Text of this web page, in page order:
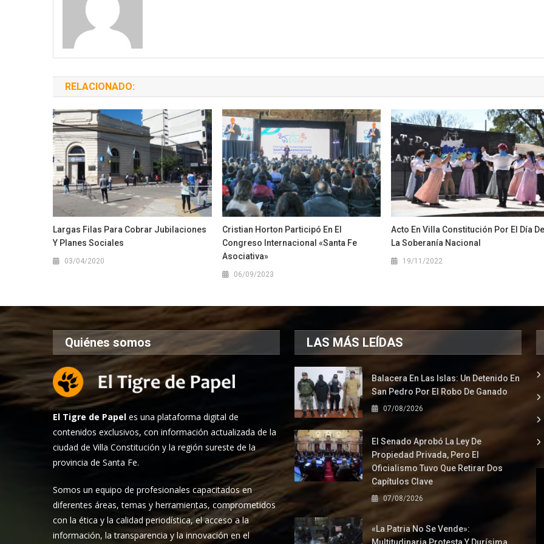
RELACIONADO:
Largas Filas Para Cobrar Jubilaciones
Y Planes Sociales
03/04/2020
Cristian Horton Participó En El
Congreso Internacional «Santa Fe
Asociativa»
06/09/2023
Acto En Villa Constitución Por El Día
La Soberanía Nacional
19/11/2022
Quiénes somos
El Tigre de Papel es una plataforma digital de
contenidos exclusivos, con información actualizada de la
ciudad de Villa Constitución y la región sureste de la
provincia de Santa Fe.
Somos un equipo de profesionales capacitados en
diferentes áreas, temas y herramientas, comprometidos
con la ética y la calidad periodística, el acceso a la
información, la transparencia y la innovación en el
LAS MÁS LEÍDAS
Balacera En Las Islas: Un Detenido En
San Pedro Por El Robo De Ganado
07/08/2026
El Senado Aprobó La Ley De
Propiedad Privada, Pero El
Oficialismo Tuvo Que Retirar Dos
Capítulos Clave
07/08/2026
«La Patria No Se Vende»: